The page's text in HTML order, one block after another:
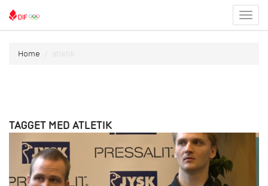
menu
Home atletik
TAGGET MED ATLETIK